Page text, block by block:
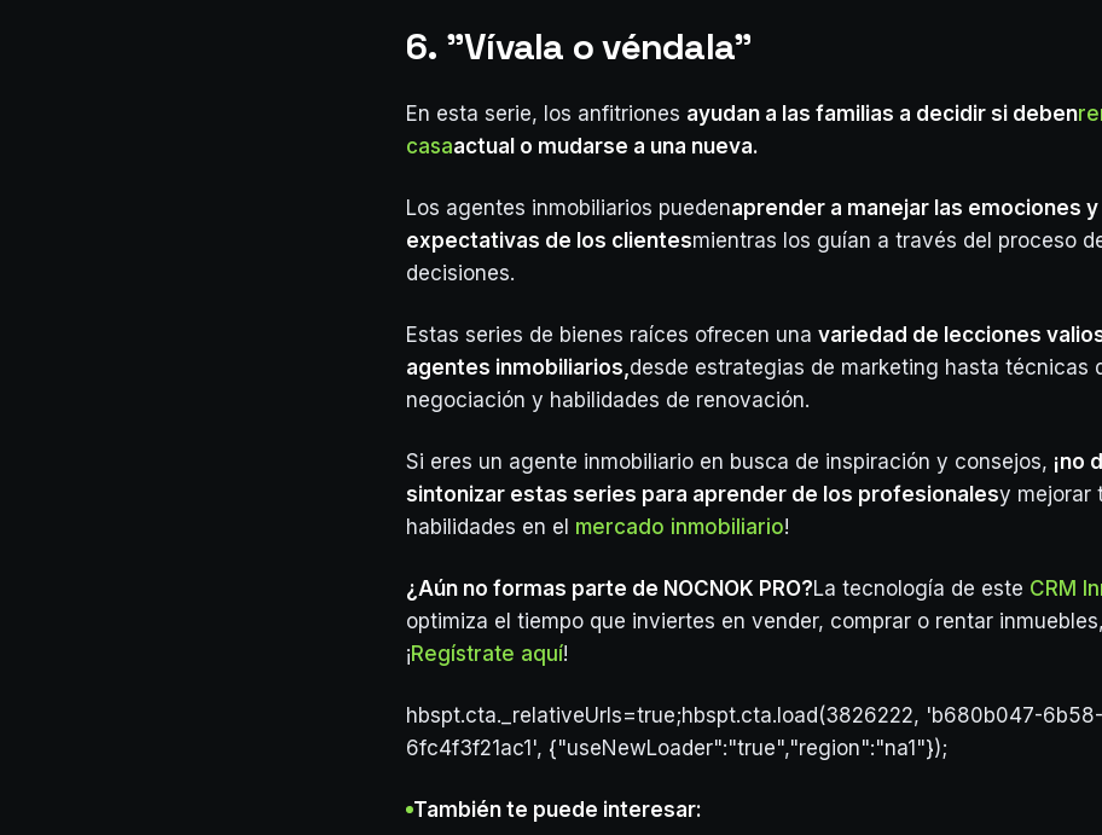
6. "Vívala o véndala"
En esta serie, los anfitriones ayudan a las familias a decidir si deben
casaactual o mudarse a una nueva.
Los agentes inmobiliarios puedenaprender a manejar las emociones y
expectativas de los clientesmientras los guían a través del proceso
decisiones.
Estas series de bienes raíces ofrecen una variedad de lecciones
agentes inmobiliarios,desde estrategias de marketing hasta técnicas
negociación y habilidades de renovación.
Si eres un agente inmobiliario en busca de inspiración y consejos, ¡no
sintonizar estas series para aprender de los profesionalesy mejorar
habilidades en el mercado inmobiliario!
¿Aún no formas parte de NOCNOK PRO?La tecnología de este CRM
optimiza el tiempo que inviertes en vender, comprar o rentar inmuebles,
¡Regístrate aquí!
hbspt.cta._relativeUrls=true;hbspt.cta.load(3826222, 'b680b047-
6fc4f3f21ac1', {"useNewLoader":"true","region":"na1"});
También te puede interesar: